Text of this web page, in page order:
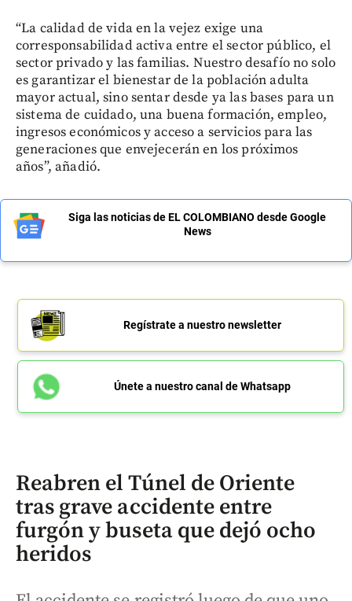
“La calidad de vida en la vejez exige una
corresponsabilidad activa entre el sector público, el
sector privado y las familias. Nuestro desafío no solo
es garantizar el bienestar de la población adulta
mayor actual, sino sentar desde ya las bases para un
sistema de cuidado, una buena formación, empleo,
ingresos económicos y acceso a servicios para las
generaciones que envejecerán en los próximos
años”, añadió.
Siga las noticias de EL COLOMBIANO desde Google
News
Regístrate a nuestro newsletter
Únete a nuestro canal de Whatsapp
Reabren el Túnel de Oriente
tras grave accidente entre
furgón y buseta que dejó ocho
heridos